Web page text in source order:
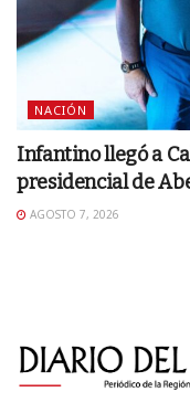
NACIÓN
Infantino llegó a
presidencial de
AGOSTO 7, 2026